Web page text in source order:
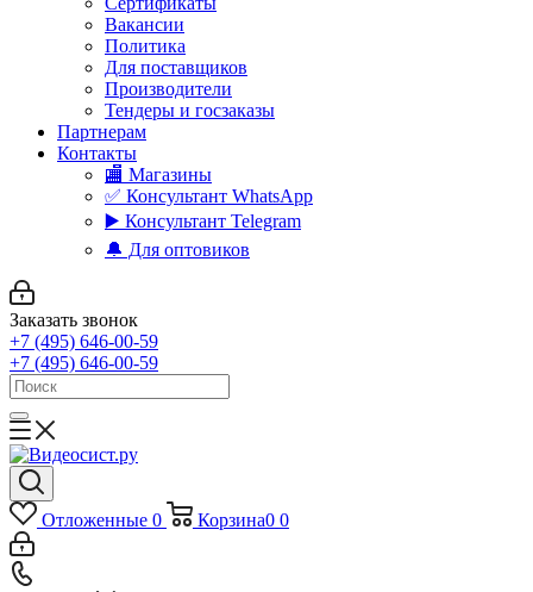
Вакансии
Политика
Для поставщиков
Производители
Тендеры и госзаказы
Партнерам
Контакты
🏬 Магазины
✅️ Консультант WhatsApp
▶️ Консультант Telegram
🔔 Для оптовиков
Заказать звонок
+7 (495) 646-00-59
+7 (495) 646-00-59
Отложенные 0 Корзина0 0